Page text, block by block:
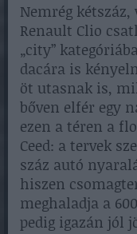
Nemrég
Renault Clio
„city”
dacára is
öt utasnak is,
bőven elfér egy
ezen a téren a
Ceed: a tervek
száz autó
hiszen
meghaladja a
pedig igazán jól